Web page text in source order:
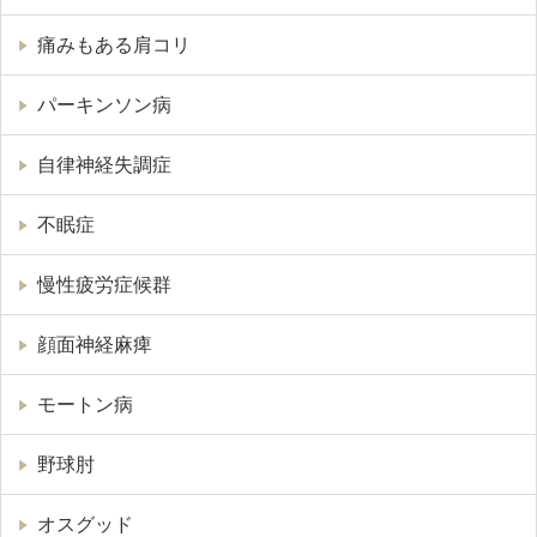
痛みもある肩コリ
パーキンソン病
自律神経失調症
不眠症
慢性疲労症候群
顔面神経麻痺
モートン病
野球肘
オスグッド